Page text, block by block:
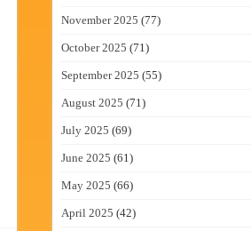
November 2025 (77)
October 2025 (71)
September 2025 (55)
August 2025 (71)
July 2025 (69)
June 2025 (61)
May 2025 (66)
April 2025 (42)